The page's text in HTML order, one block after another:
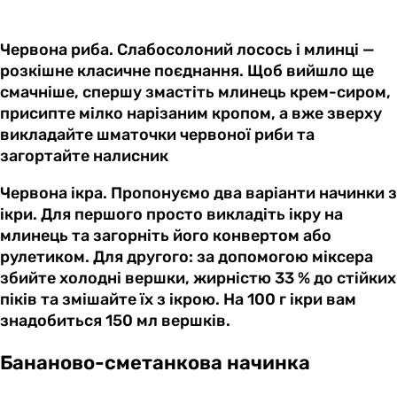
Червона риба. Слабосолоний лосось і млинці —
розкішне класичне поєднання. Щоб вийшло ще
смачніше, спершу змастіть млинець крем-сиром,
присипте мілко нарізаним кропом, а вже зверху
викладайте шматочки червоної риби та
загортайте налисник
Червона ікра. Пропонуємо два варіанти начинки з
ікри. Для першого просто викладіть ікру на
млинець та загорніть його конвертом або
рулетиком. Для другого: за допомогою міксера
збийте холодні вершки, жирністю 33 % до стійких
піків та змішайте їх з ікрою. На 100 г ікри вам
знадобиться 150 мл вершків.
Бананово-сметанкова начинка